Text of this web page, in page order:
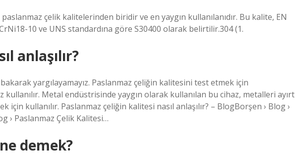
çelik kalitelerinden biridir ve en yaygın kullanılanıdır. Bu kalite, EN
10 ve UNS standardına göre S30400 olarak belirtilir.304 (1.
anlaşılır?
yargılayamayız. Paslanmaz çeliğin kalitesini test etmek için
Metal endüstrisinde yaygın olarak kullanılan bu cihaz, metalleri ayırt
kullanılır. Paslanmaz çeliğin kalitesi nasıl anlaşılır? – BlogBorşen › Blog ›
› Paslanmaz Çelik Kalitesi…
demek?